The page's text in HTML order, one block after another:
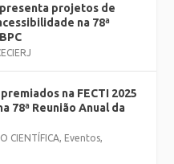
projetos de
na 78ª
na FECTI 2025
78ª Reunião Anual da
CIENTÍFICA, Eventos,